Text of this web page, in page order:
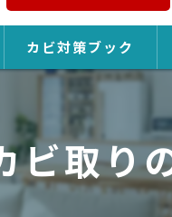
カビ対策ブック
ビ取り